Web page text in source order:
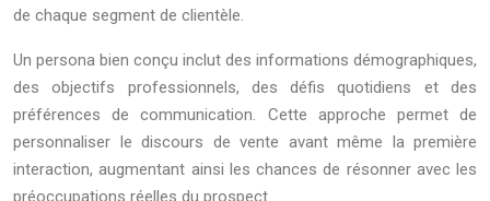
de chaque segment de clientèle.
Un persona bien conçu inclut des informations démographiques,
des objectifs professionnels, des défis quotidiens et des
préférences de communication. Cette approche permet de
personnaliser le discours de vente avant même la première
interaction, augmentant ainsi les chances de résonner avec les
préoccupations réelles du prospect.